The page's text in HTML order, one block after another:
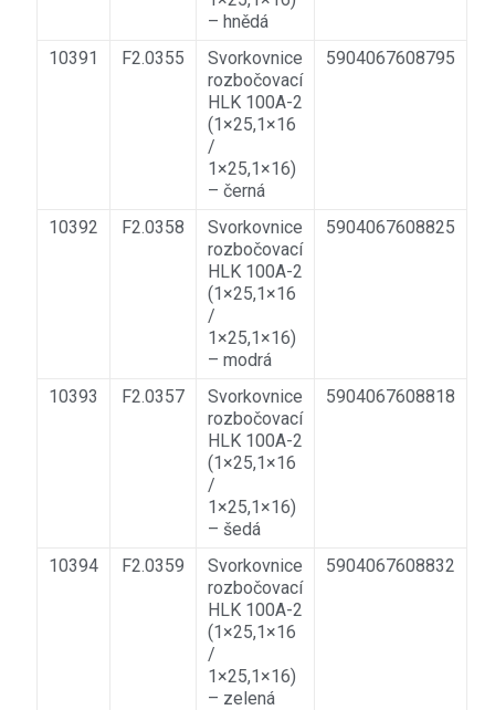
– hnědá
10391 F2.0355
Svorkovnice
rozbočovací
HLK 100A-2
(1×25,1×16
/
1×25,1×16)
– černá
5904067608795
10392 F2.0358
Svorkovnice
rozbočovací
HLK 100A-2
(1×25,1×16
/
1×25,1×16)
– modrá
5904067608825
10393 F2.0357
Svorkovnice
rozbočovací
HLK 100A-2
(1×25,1×16
/
1×25,1×16)
– šedá
5904067608818
10394 F2.0359
Svorkovnice
rozbočovací
HLK 100A-2
(1×25,1×16
/
1×25,1×16)
– zelená
5904067608832